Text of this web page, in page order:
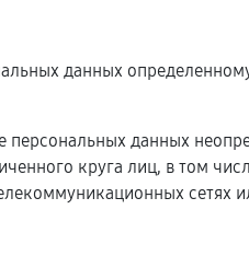
данных
персональных данных
круга лиц, в том
сетях